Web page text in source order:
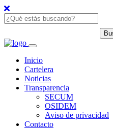
Inicio
Cartelera
Noticias
Transparencia
SECUM
OSIDEM
Aviso de privacidad
Contacto